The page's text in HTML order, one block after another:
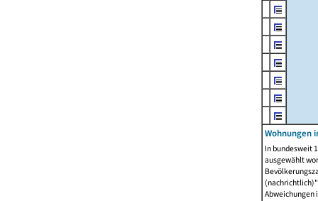
Wohnungen
In bundesweit
ausgewählt
Abweichungen